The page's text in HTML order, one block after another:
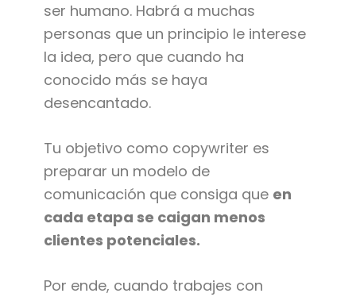
ser humano. Habrá a muchas
personas que un principio le interese
la idea, pero que cuando ha
conocido más se haya
desencantado.
Tu objetivo como copywriter es
preparar un modelo de
comunicación que consiga que en
cada etapa se caigan menos
clientes potenciales.
Por ende, cuando trabajes con